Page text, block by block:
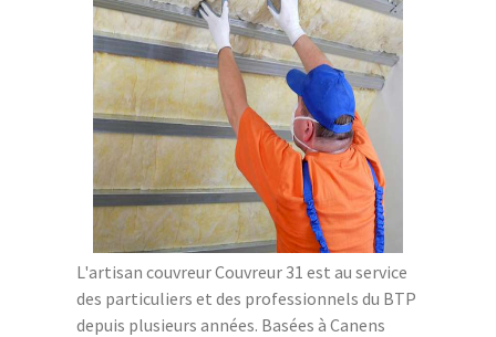
L'artisan couvreur Couvreur 31 est au service
des particuliers et des professionnels du BTP
depuis plusieurs années. Basées à Canens